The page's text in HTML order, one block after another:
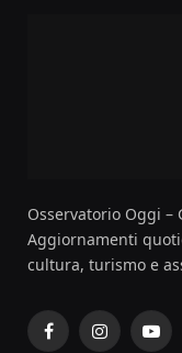
Osservatorio Oggi –
Aggiornamenti
cultura, turismo e
FacebookInstagram